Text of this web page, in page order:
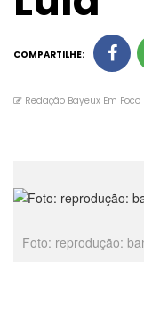
COMPARTILHE:
Redação Bayeux Em Foco
Foto: reprodução: